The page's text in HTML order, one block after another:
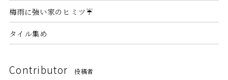
梅雨に強い家のヒミツ☔
タイル集め
Contributor 投稿者